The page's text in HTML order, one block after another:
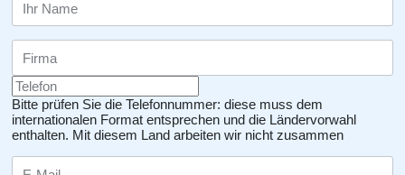
Bitte prüfen Sie die Telefonnummer: diese muss dem
internationalen Format entsprechen und die Ländervorwahl
enthalten. Mit diesem Land arbeiten wir nicht zusammen